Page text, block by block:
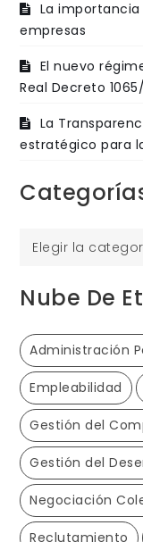
La
empresas
El nuevo
Real Decreto
La
estratégico para
Categorías
Nube De
Administración
Empleabilidad
Gestión del
Gestión del
Negociación
Reclutamiento